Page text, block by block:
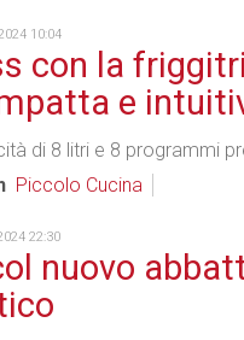
10:04
con la
e
di 8 litri e 8 programmi
Piccolo Cucina
22:30
nuovo